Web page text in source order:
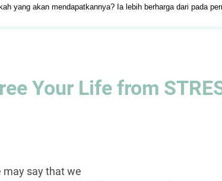
yang akan mendapatkannya? Ia lebih berharga dari pada
Your Life from
may say that we